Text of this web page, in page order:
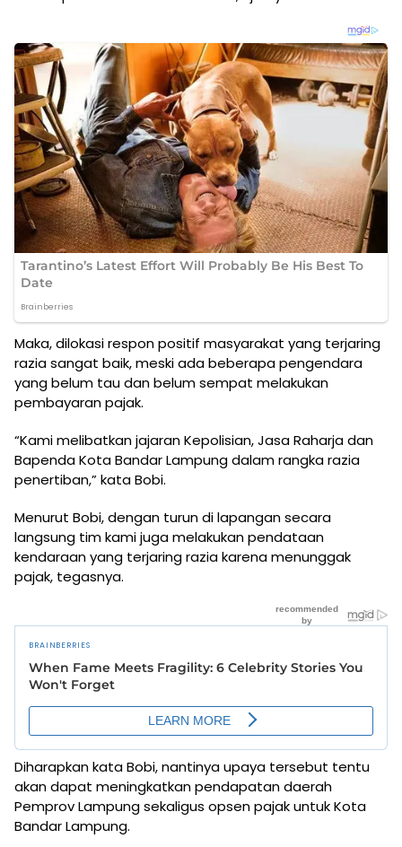
Maka, dilokasi respon positif masyarakat yang terjaring
razia sangat baik, meski ada beberapa pengendara
yang belum tau dan belum sempat melakukan
pembayaran pajak.
“Kami melibatkan jajaran Kepolisian, Jasa Raharja dan
Bapenda Kota Bandar Lampung dalam rangka razia
penertiban,” kata Bobi.
Menurut Bobi, dengan turun di lapangan secara
langsung tim kami juga melakukan pendataan
kendaraan yang terjaring razia karena menunggak
pajak, tegasnya.
Diharapkan kata Bobi, nantinya upaya tersebut tentu
akan dapat meningkatkan pendapatan daerah
Pemprov Lampung sekaligus opsen pajak untuk Kota
Bandar Lampung.